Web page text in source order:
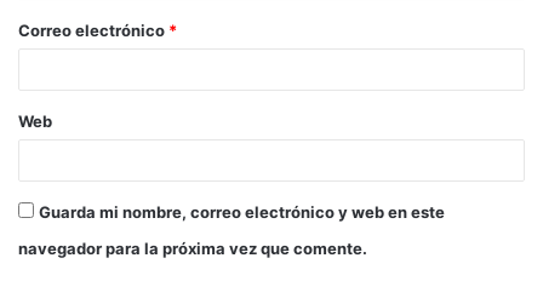
Correo electrónico *
Web
Guarda mi nombre, correo electrónico y web en este
navegador para la próxima vez que comente.